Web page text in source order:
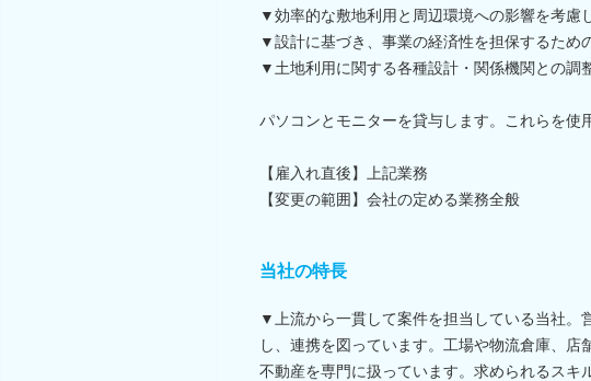
▼効率的な敷地利用と周辺環境への影響を考慮
▼設計に基づき、事業の経済性を担保するため
▼土地利用に関する各種設計・関係機関との調
パソコンとモニターを貸与します。これらを使
【雇入れ直後】上記業務
【変更の範囲】会社の定める業務全般
当社の特長
▼上流から一貫して案件を担当している当社。
し、連携を図っています。工場や物流倉庫、
不動産を専門に扱っています。求められるスキ